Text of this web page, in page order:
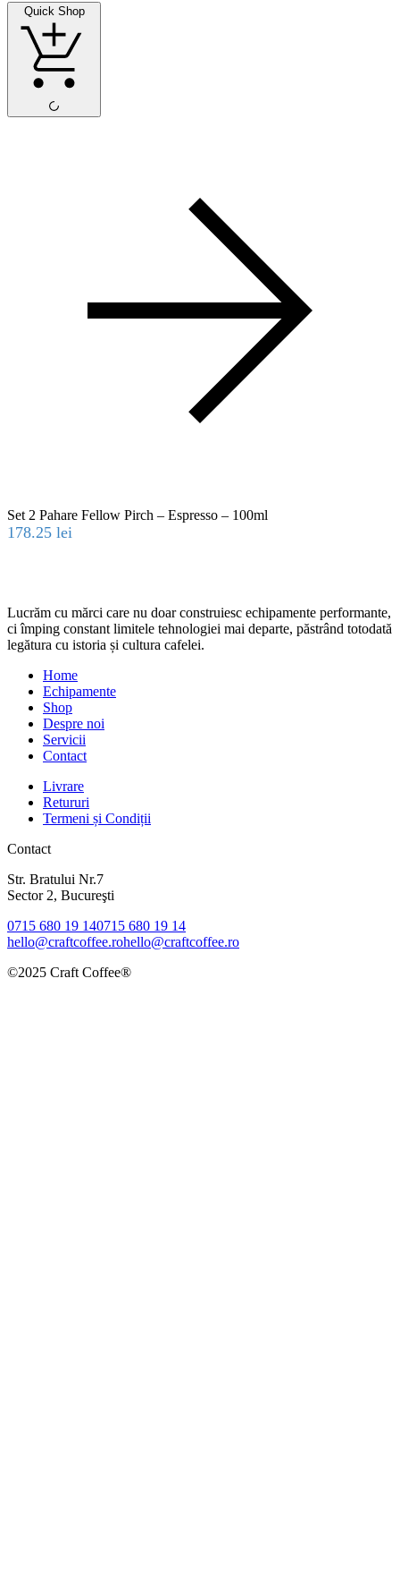
Quick Shop
Set 2 Pahare Fellow Pirch – Espresso – 100ml
178.25 lei
Lucrăm cu mărci care nu doar construiesc echipamente performante,
ci împing constant limitele tehnologiei mai departe, păstrând totodată
legătura cu istoria și cultura cafelei.
Home
Echipamente
Shop
Despre noi
Servicii
Contact
Livrare
Retururi
Termeni și Condiții
Contact
Str. Bratului Nr.7
Sector 2, Bucureşti
0715 680 19 140715 680 19 14
hello@craftcoffee.rohello@craftcoffee.ro
©2025 Craft Coffee®